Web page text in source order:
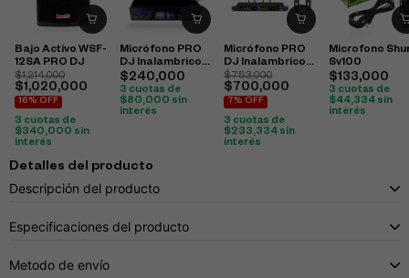
Bajo Activo WSF-
12SA PRO DJ
$1,214,000
$1,020,000
16% OFF
3 cuotas de
$340,000 sin
interés
Micrófono PRO
DJ Inalambrico
UHF-32M
$240,000
3 cuotas de
$80,000 sin
interés
Micrófono PRO
DJ Inalambrico
UHV-822M
$753,000
$ 700,000
7% OFF
3 cuotas de
$233,334 sin
interés
Microfono
Sv100
$133,000
3 cuotas de
$44,334sin
interés
Detalles del producto
Descripción del producto
Especificaciones del producto
Metodo de envío